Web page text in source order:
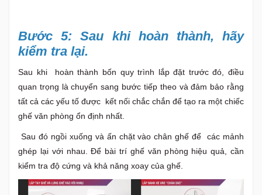
Bước 5: Sau khi hoàn thành, hãy
kiểm tra lại.
Sau khi hoàn thành bốn quy trình lắp đặt trước đó, điều
quan trọng là chuyển sang bước tiếp theo và đảm bảo rằng
tất cả các yếu tố được kết nối chắc chắn để tạo ra một chiếc
ghế văn phòng ổn định nhất.
Sau đó ngồi xuống và ấn chặt vào chân ghế để các mảnh
ghép lại với nhau. Để bài trí ghế văn phòng hiệu quả, cần
kiểm tra độ cứng và khả năng xoay của ghế.